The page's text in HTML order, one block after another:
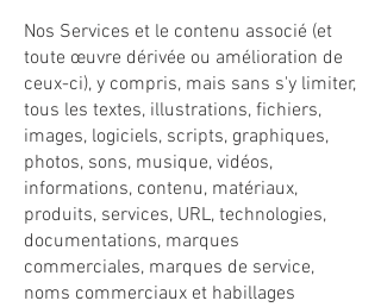
Nos Services et le contenu associé (et
toute œuvre dérivée ou amélioration de
ceux-ci), y compris, mais sans s'y limiter,
tous les textes, illustrations, fichiers,
images, logiciels, scripts, graphiques,
photos, sons, musique, vidéos,
informations, contenu, matériaux,
produits, services, URL, technologies,
documentations, marques
commerciales, marques de service,
noms commerciaux et habillages